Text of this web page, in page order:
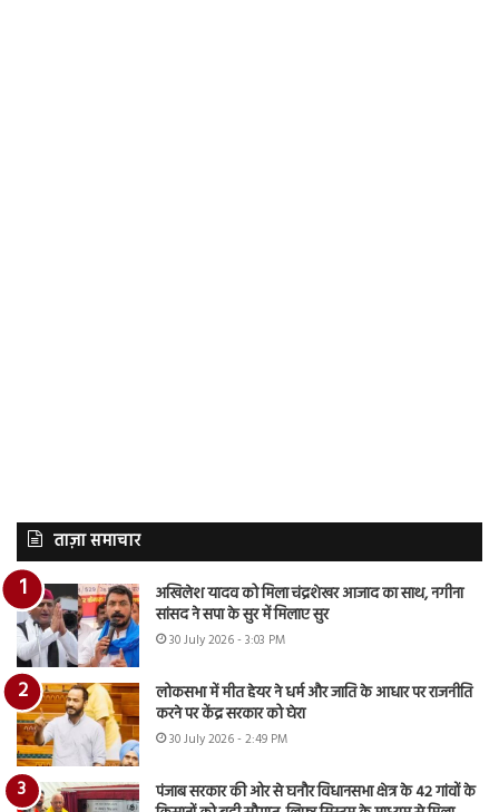
ताज़ा समाचार
अखिलेश यादव को मिला चंद्रशेखर आजाद का साथ, नगीना
सांसद ने सपा के सुर में मिलाए सुर
30 July 2026 - 3:03 PM
लोकसभा में मीत हेयर ने धर्म और जाति के आधार पर राजनीति
करने पर केंद्र सरकार को घेरा
30 July 2026 - 2:49 PM
पंजाब सरकार की ओर से घनौर विधानसभा क्षेत्र के 42 गांवों के